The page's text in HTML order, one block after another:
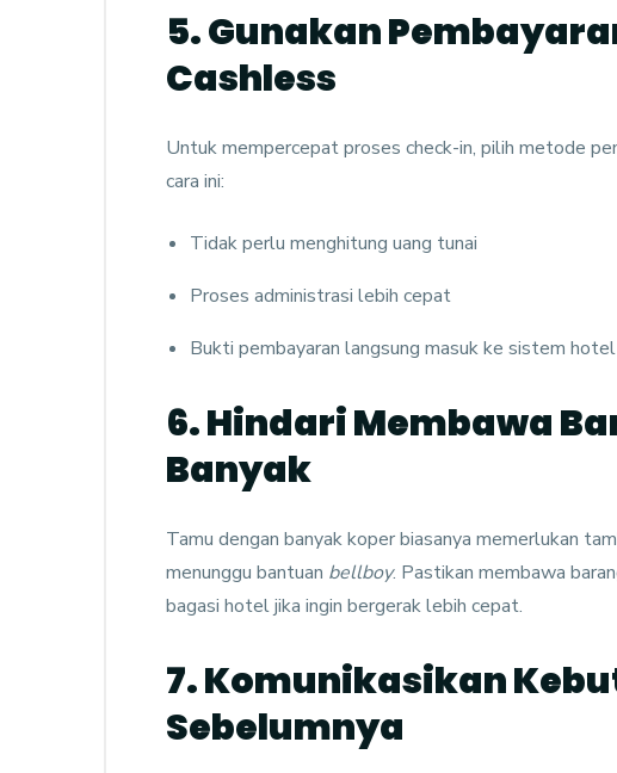
5. Gunakan
Cashless
Untuk mempercepat proses check-in, pilih metode
cara ini:
Tidak perlu menghitung uang tunai
Proses administrasi lebih cepat
Bukti pembayaran langsung masuk ke sistem hotel
6. Hindari Membawa
Banyak
Tamu dengan banyak koper biasanya memerlukan
menunggu bantuan bellboy. Pastikan membawa
bagasi hotel jika ingin bergerak lebih cepat.
7. Komunikasikan
Sebelumnya